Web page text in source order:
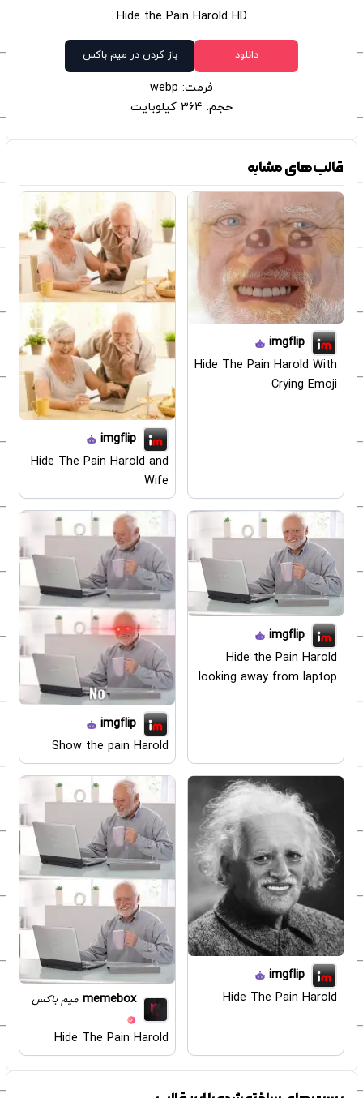
Hide the Pain Harold HD
دانلود باز کردن در میم باکس
فرمت: webp
حجم: 364 کیلوبایت
قالب‌های مشابه
imgflip
Hide The Pain Harold With
Crying Emoji
imgflip
Hide The Pain Harold and
Wife
imgflip
Hide the Pain Harold
looking away from laptop
imgflip
Show the pain Harold
imgflip
Hide The Pain Harold
memebox میم باکس
Hide The Pain Harold